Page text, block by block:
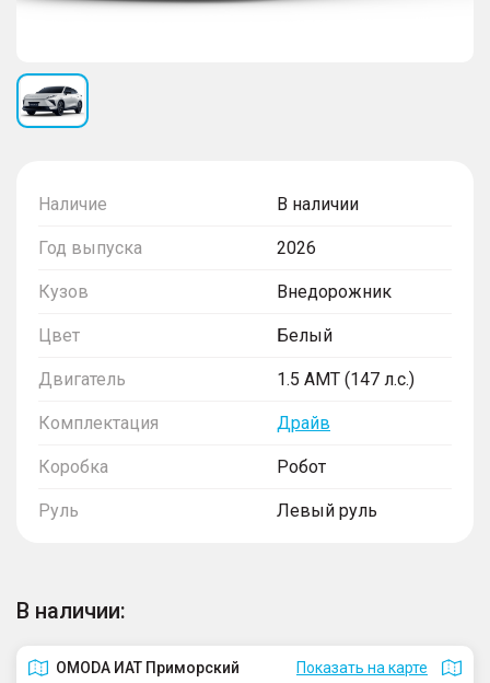
Наличие В наличии
Год выпуска 2026
Кузов Внедорожник
Цвет Белый
Двигатель 1.5 AMT (147 л.с.)
Комплектация Драйв
Коробка Робот
Руль Левый руль
В наличии:
OMODA ИАТ Приморский
Показать на карте